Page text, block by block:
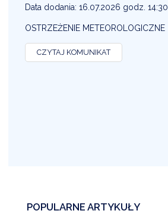
Data dodania: 16.07.2026 godz. 14:30
OSTRZEŻENIE METEOROLOGICZNE
CZYTAJ KOMUNIKAT
POPULARNE ARTYKUŁY